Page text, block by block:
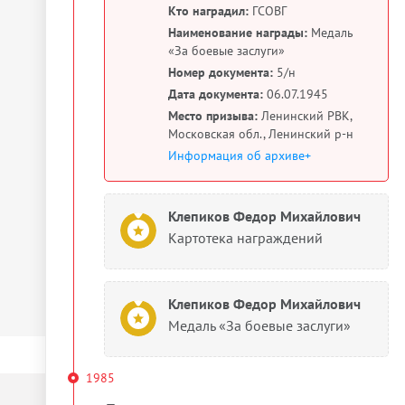
Кто наградил: ГСОВГ
Наименование награды: Медаль
«За боевые заслуги»
Номер документа: 5/н
Дата документа: 06.07.1945
Место призыва: Ленинский РВК,
Московская обл., Ленинский р-н
Информация об архиве+
Клепиков Федор Михайлович
Картотека награждений
Клепиков Федор Михайлович
Медаль «За боевые заслуги»
1985